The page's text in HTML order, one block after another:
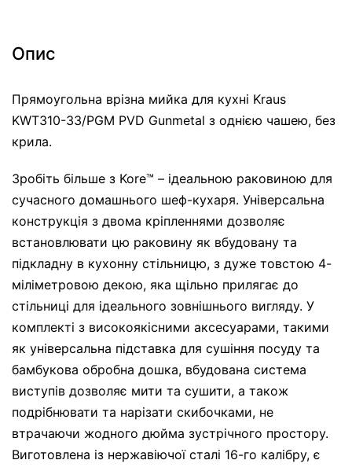
Опис
Прямоугольна врізна мийка для кухні Kraus
KWT310-33/PGM PVD Gunmetal з однією чашею, без
крила.
Зробіть більше з Kore™ – ідеальною раковиною для
сучасного домашнього шеф-кухаря. Універсальна
конструкція з двома кріпленнями дозволяє
встановлювати цю раковину як вбудовану та
підкладну в кухонну стільницю, з дуже товстою 4-
міліметровою декою, яка щільно прилягає до
стільниці для ідеального зовнішнього вигляду. У
комплекті з високоякісними аксесуарами, такими
як універсальна підставка для сушіння посуду та
бамбукова обробна дошка, вбудована система
виступів дозволяє мити та сушити, а також
подрібнювати та нарізати скибочками, не
втрачаючи жодного дюйма зустрічного простору.
Виготовлена ​​із нержавіючої сталі 16-го калібру, є